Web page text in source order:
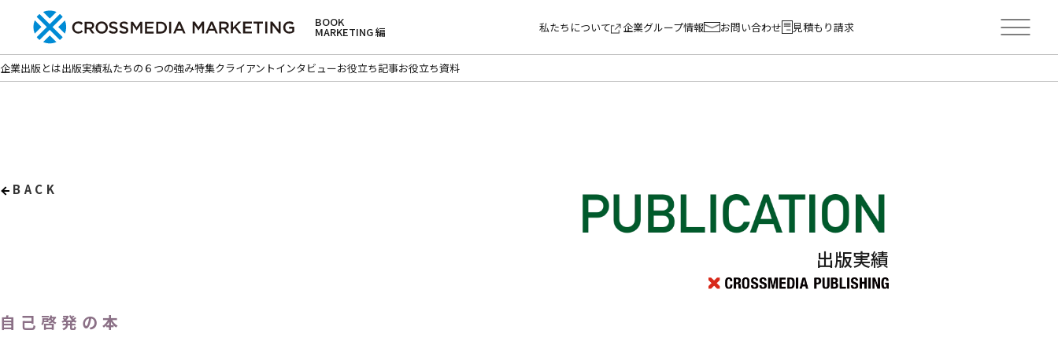
BOOK
MARKETING 編 私たちについて 企業グループ情報 お問い合わせ 見積もり請求
企業出版とは出版実績私たちの６つの強み特集クライアントインタビューお役立ち記事お役立ち資料
BACK
出版実績
自己啓発の本